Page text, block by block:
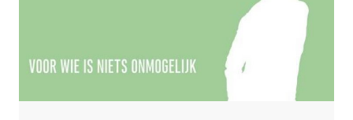
Temporary Art Centre (TAC)